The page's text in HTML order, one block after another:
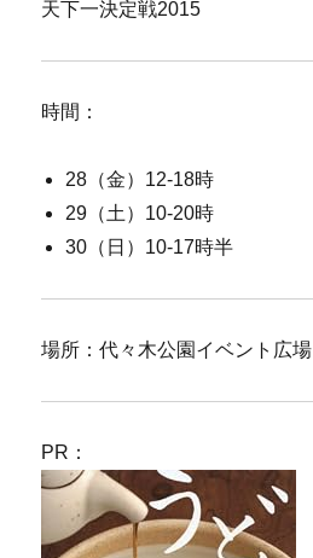
天下一決定戦2015
時間：
28（金）12-18時
29（土）10-20時
30（日）10-17時半
場所：代々木公園イベント広場
PR：